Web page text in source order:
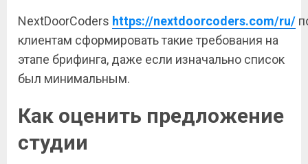
NextDoorCoders https://nextdoorcoders.com/ru/
клиентам сформировать такие требования на
этапе брифинга, даже если изначально список
был минимальным.
Как оценить предложение
студии